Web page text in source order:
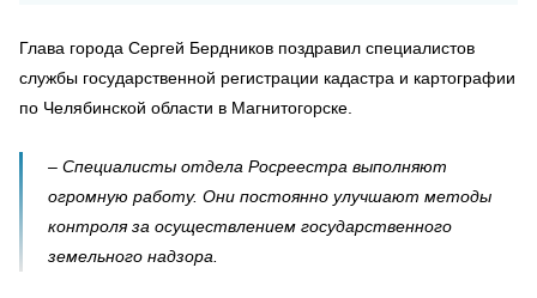
Глава города Сергей Бердников поздравил специалистов
службы государственной регистрации кадастра и картографии
по Челябинской области в Магнитогорске.
– Специалисты отдела Росреестра выполняют
огромную работу. Они постоянно улучшают методы
контроля за осуществлением государственного
земельного надзора.